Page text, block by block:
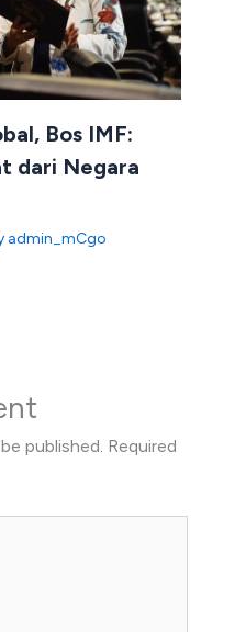
Bos IMF:
dari Negara
admin_mCgo
published. Required